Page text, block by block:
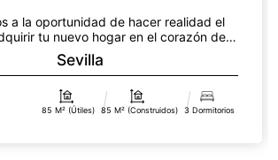
a la oportunidad de hacer realidad el
tu nuevo hogar en el corazón de
Lora...
Sevilla
85 M² (útiles) 85 M² (construidos) 3 Dormitorios